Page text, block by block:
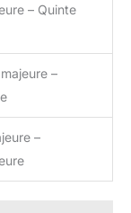
– Quinte
–
–